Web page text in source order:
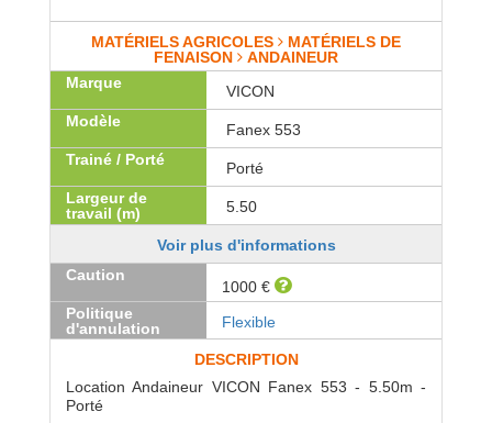
MATÉRIELS AGRICOLES
MATÉRIELS DE
FENAISON
ANDAINEUR
Marque
VICON
Modèle
Fanex 553
Trainé / Porté
Porté
Largeur de
travail (m)
5.50
Voir plus d'informations
Caution
1000 €
Politique
d'annulation
Flexible
DESCRIPTION
Location Andaineur VICON Fanex 553 - 5.50m -
Porté